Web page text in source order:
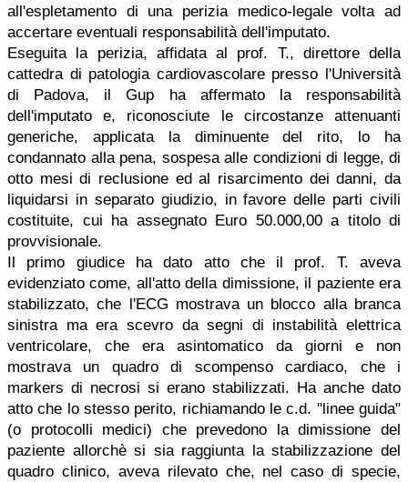
all'espletamento di una perizia medico-legale volta ad
accertare eventuali responsabilità dell'imputato.
Eseguita la perizia, affidata al prof. T., direttore della
cattedra di patologia cardiovascolare presso l'Università
di Padova, il Gup ha affermato la responsabilità
dell'imputato e, riconosciute le circostanze attenuanti
generiche, applicata la diminuente del rito, lo ha
condannato alla pena, sospesa alle condizioni di legge, di
otto mesi di reclusione ed al risarcimento dei danni, da
liquidarsi in separato giudizio, in favore delle parti civili
costituite, cui ha assegnato Euro 50.000,00 a titolo di
provvisionale.
Il primo giudice ha dato atto che il prof. T. aveva
evidenziato come, all'atto della dimissione, il paziente era
stabilizzato, che l'ECG mostrava un blocco alla branca
sinistra ma era scevro da segni di instabilità elettrica
ventricolare, che era asintomatico da giorni e non
mostrava un quadro di scompenso cardiaco, che i
markers di necrosi si erano stabilizzati. Ha anche dato
atto che lo stesso perito, richiamando le c.d. "linee guida"
(o protocolli medici) che prevedono la dimissione del
paziente allorchè si sia raggiunta la stabilizzazione del
quadro clinico, aveva rilevato che, nel caso di specie,